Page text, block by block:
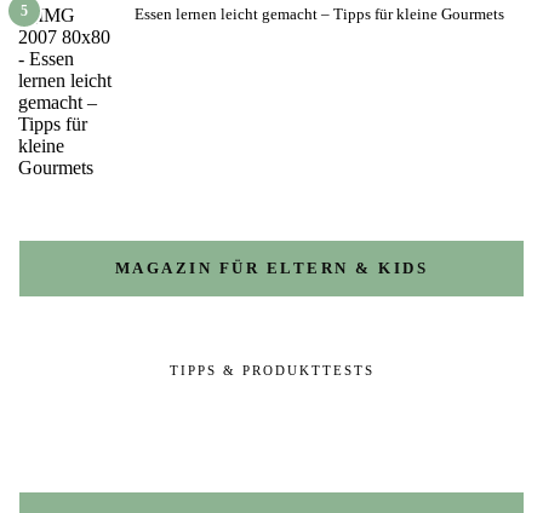
5 Essen lernen leicht gemacht – Tipps für kleine Gourmets
MAGAZIN FÜR ELTERN & KIDS
TIPPS & PRODUKTTESTS